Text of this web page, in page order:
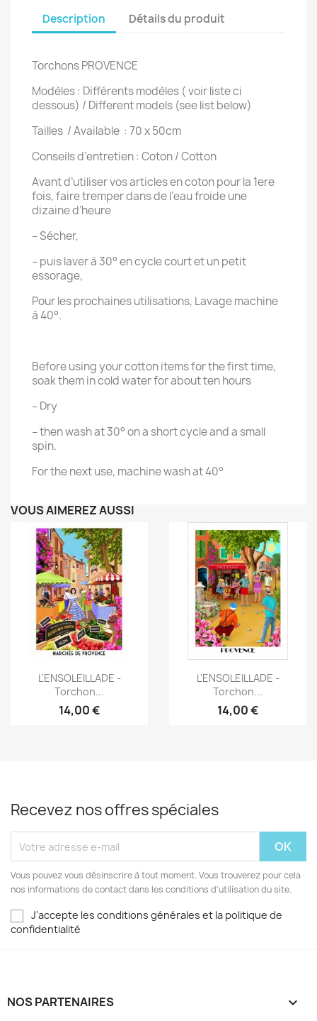
Description Détails du produit
Torchons PROVENCE
Modèles : Différents modèles ( voir liste ci
dessous) / Different models (see list below)
Tailles / Available : 70 x 50cm
Conseils d’entretien : Coton / Cotton
Avant d’utiliser vos articles en coton pour la 1ere
fois, faire tremper dans de l’eau froide une
dizaine d’heure
– Sécher,
– puis laver à 30° en cycle court et un petit
essorage,
Pour les prochaines utilisations, Lavage machine
à 40°.
Before using your cotton items for the first time,
soak them in cold water for about ten hours
– Dry
– then wash at 30° on a short cycle and a small
spin.
For the next use, machine wash at 40°
VOUS AIMEREZ AUSSI
Aperçu rapide
L'ENSOLEILLADE -
Torchon...
14,00 €
Aperçu rapide
L'ENSOLEILLADE -
Torchon...
14,00 €
Recevez nos offres spéciales
Vous pouvez vous désinscrire à tout moment. Vous trouverez pour cela
nos informations de contact dans les conditions d'utilisation du site.
J'accepte les conditions générales et la politique de
confidentialité
NOS PARTENAIRES 